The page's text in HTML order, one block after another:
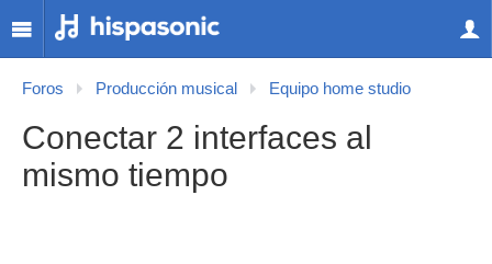
Foros Producción musical Equipo home studio
Conectar 2 interfaces al
mismo tiempo